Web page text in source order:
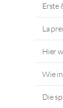
Erste
La
Hier
Wie
Die